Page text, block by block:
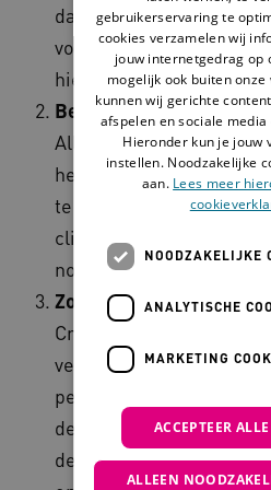
daarmee na afloop
voorbespreking en
hierbij.
Betrek
Alleen zij weten hoe het
helpen om zo dicht
te komen. Betrek de
cliënt, verwant en
nog completere
Zorg voor veiligheid en
Creëer een sfeer van
vertrouwen waarin het
persoonlijke ervaringen
delen. Raffel opdrachten
deelnemers de tijd
gebruikerservaring te
cookies verzamelen wij
jouw internetgedrag op
mogelijk ook buiten
kunnen wij gerichte
afspelen en sociale
Hieronder kun je jouw
instellen. Noodzakelijke
aan. Lees meer
NOODZAKELIJKE
ANALYTISCHE
MARKETING
ACCEPTEER
ALLEEN